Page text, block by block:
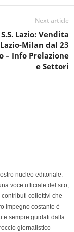
Next article
Lazio: Vendita
Milan dal 23
– Info Prelazione
e Settori
nucleo editoriale.
voce ufficiale del sito,
collettivi che
impegno costante è
e sempre guidati dalla
giornalistico